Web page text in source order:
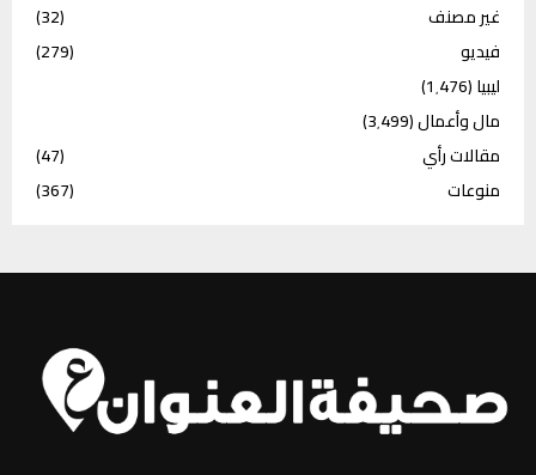
غير مصنف
(32)
فيديو
(279)
ليبيا(1٬476)
مال وأعمال(3٬499)
مقالات رأي
(47)
منوعات
(367)